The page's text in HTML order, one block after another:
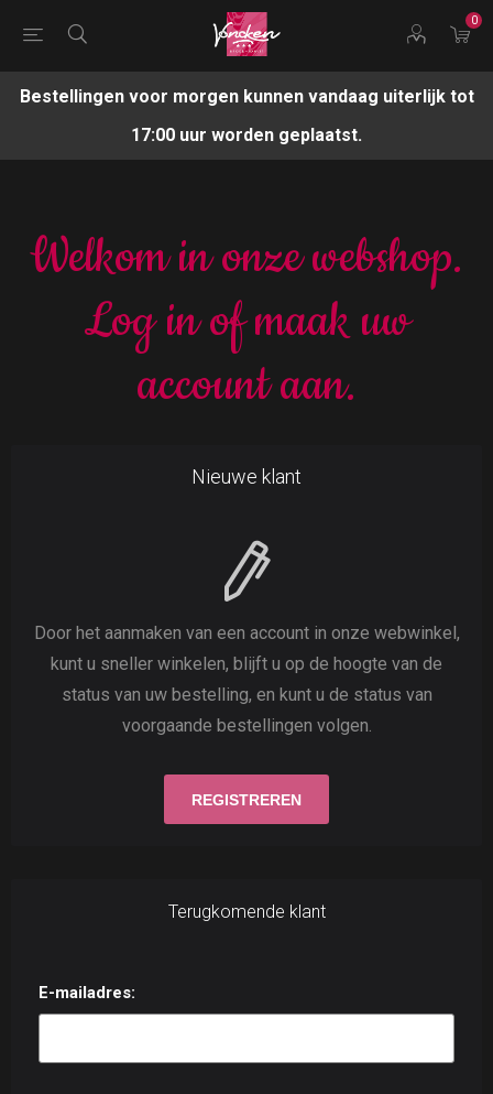
0
Bestellingen voor morgen kunnen vandaag uiterlijk tot
17:00 uur worden geplaatst.
Welkom in onze webshop.
Log in of maak uw
account aan.
Nieuwe klant
Door het aanmaken van een account in onze webwinkel,
kunt u sneller winkelen, blijft u op de hoogte van de
status van uw bestelling, en kunt u de status van
voorgaande bestellingen volgen.
Terugkomende klant
E-mailadres: